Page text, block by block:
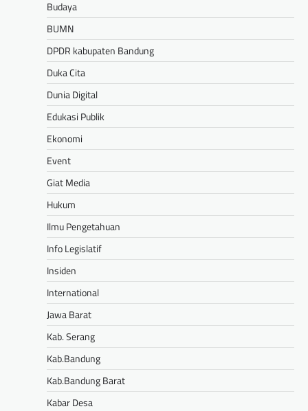
Budaya
BUMN
DPDR kabupaten Bandung
Duka Cita
Dunia Digital
Edukasi Publik
Ekonomi
Event
Giat Media
Hukum
Ilmu Pengetahuan
Info Legislatif
Insiden
International
Jawa Barat
Kab. Serang
Kab.Bandung
Kab.Bandung Barat
Kabar Desa